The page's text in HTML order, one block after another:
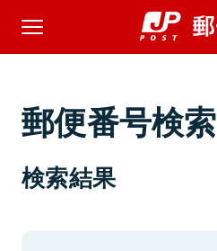
郵便番号検索
検索結果